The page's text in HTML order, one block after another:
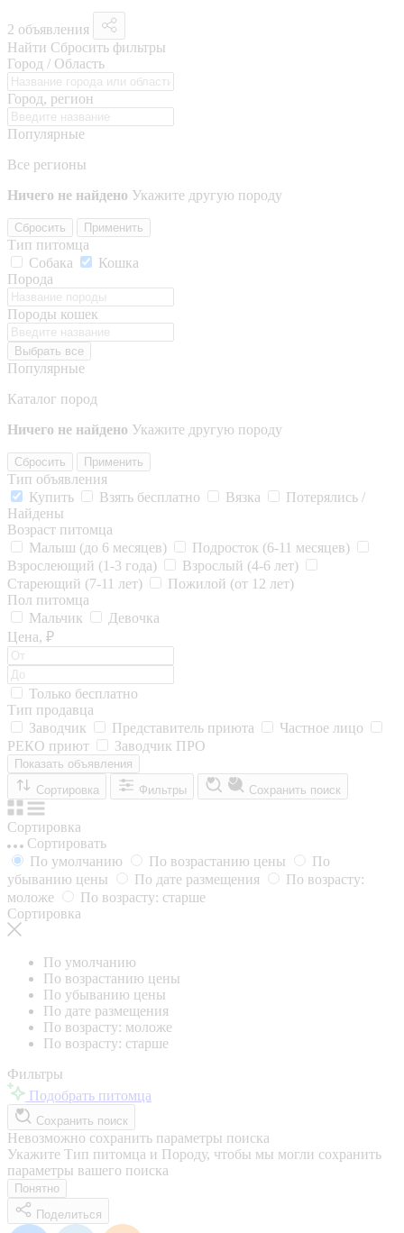
2 объявления
Найти Сбросить фильтры
Город / Область
Город, регион
Популярные
Все регионы
Ничего не найдено Укажите другую породу
Сбросить Применить
Тип питомца
Собака
Кошка
Порода
Породы кошек
Выбрать все
Популярные
Каталог пород
Ничего не найдено Укажите другую породу
Сбросить Применить
Тип объявления
Купить
Взять бесплатно Вязка
Потерялись /
Найдены
Возраст питомца
Малыш (до 6 месяцев)
Подросток (6-11 месяцев)
Взрослеющий (1-3 года)
Взрослый (4-6 лет)
Стареющий (7-11 лет)
Пожилой (от 12 лет)
Пол питомца
Мальчик
Девочка
Цена, ₽
Только бесплатно
Тип продавца
Заводчик
Представитель приюта
Частное лицо
РЕКО приют
Заводчик ПРО
Показать объявления
Сортировка
Фильтры Сохранить поиск
Сортировка
Сортировать
По умолчанию
По возрастанию цены
По
убыванию цены
По дате размещения
По возрасту:
моложе
По возрасту: старше
Сортировка
По умолчанию
По возрастанию цены
По убыванию цены
По дате размещения
По возрасту: моложе
По возрасту: старше
Фильтры
Подобрать питомца
Сохранить поиск
Невозможно сохранить параметры поиска
Укажите Тип питомца и Породу, чтобы мы могли сохранить
параметры вашего поиска
Понятно
Поделиться